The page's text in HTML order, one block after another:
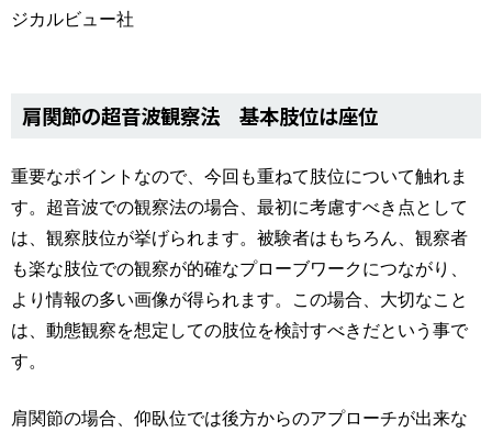
ジカルビュー社
肩関節の超音波観察法 基本肢位は座位
重要なポイントなので、今回も重ねて肢位について触れま
す。超音波での観察法の場合、最初に考慮すべき点として
は、観察肢位が挙げられます。被験者はもちろん、観察者
も楽な肢位での観察が的確なプローブワークにつながり、
より情報の多い画像が得られます。この場合、大切なこと
は、動態観察を想定しての肢位を検討すべきだという事で
す。
肩関節の場合、仰臥位では後方からのアプローチが出来な